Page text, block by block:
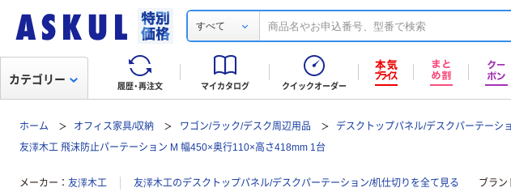
すべて
履歴・再注文 マイカタログ クイックオーダー
カテゴリー
ホーム オフィス家具/収納 ワゴン/ラック/デスク周辺用品 デスクトップパネル/デスクパーテーシ
友澤木工 飛沫防止パーテーション M 幅450×奥行110×高さ418mm 1台
メーカー 友澤木工 友澤木工のデスクトップパネル/デスクパーテーション/机仕切りを全て見る ブラン